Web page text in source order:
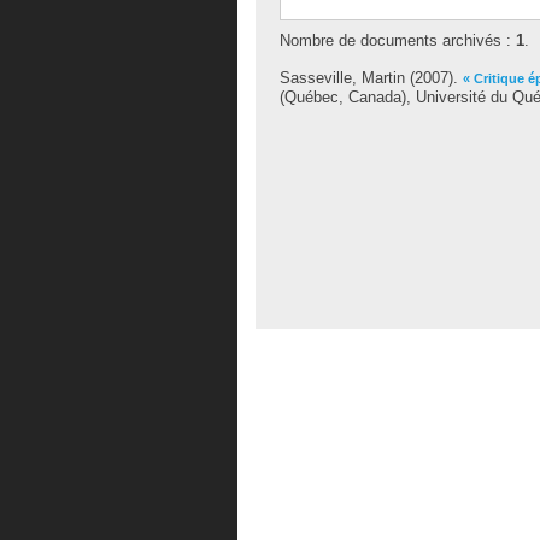
Nombre de documents archivés : 1.
Sasseville, Martin (2007). « Critique
(Québec, Canada), Université du